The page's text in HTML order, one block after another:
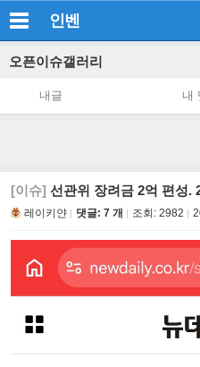
인벤
오픈이슈갤러리
내글 내
[이슈] 선관위 장려금 2억 편성.
레이키얀 댓글: 7 개 조회: 2982